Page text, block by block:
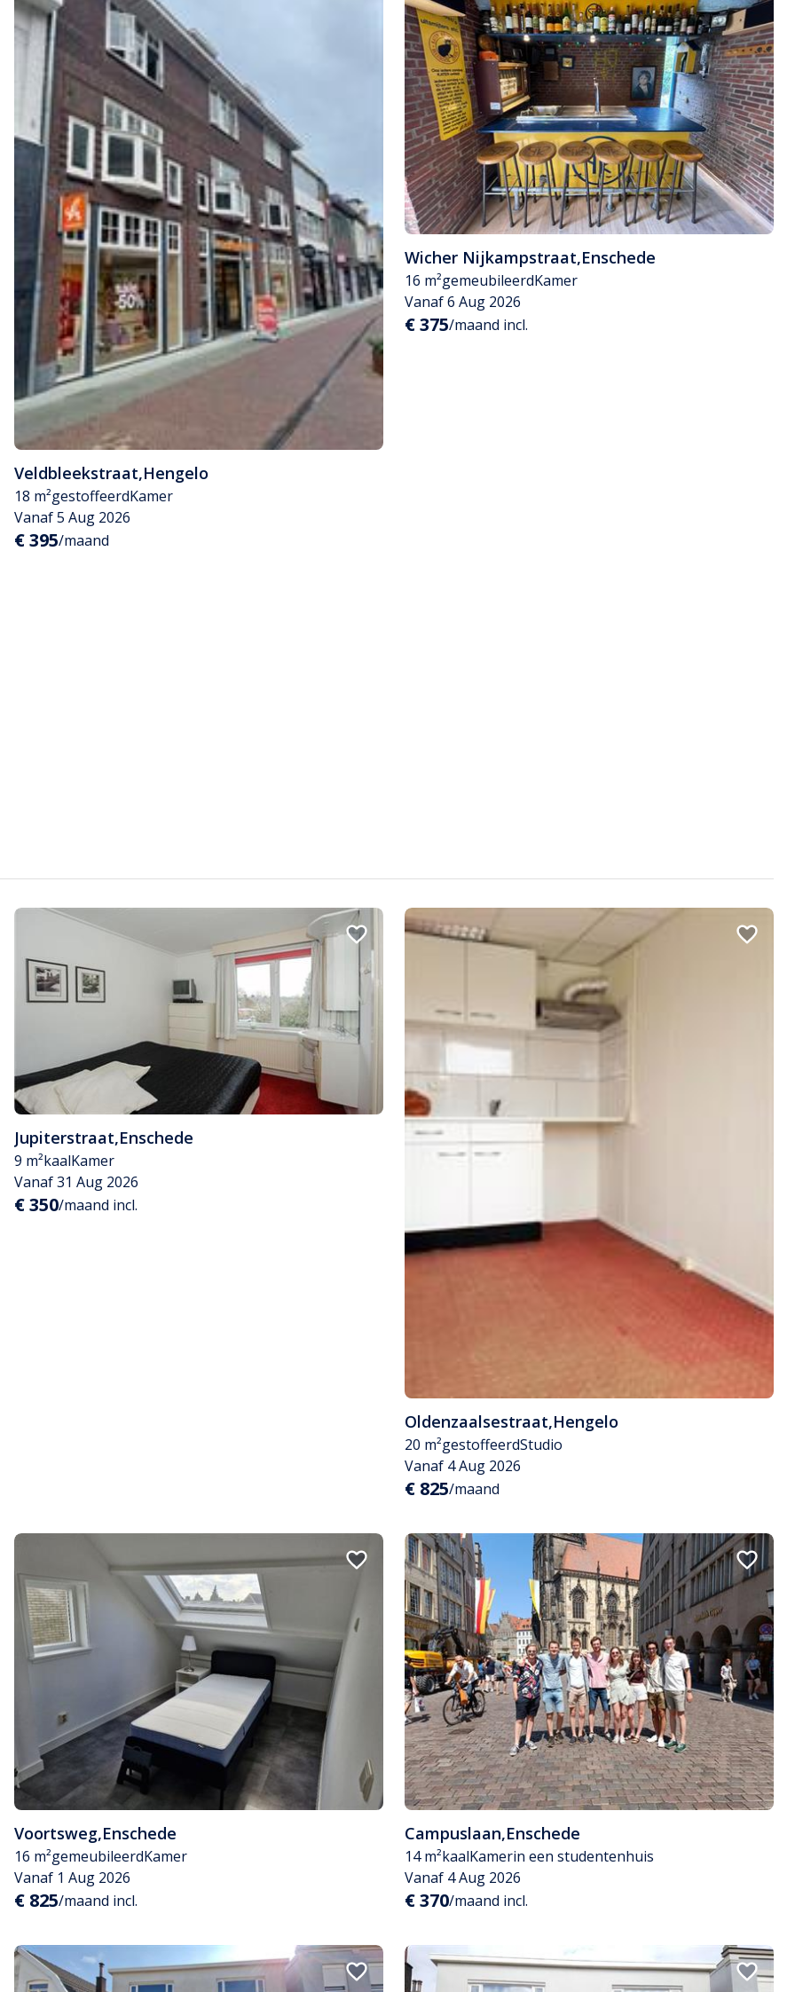
Veldbleekstraat,Hengelo
18 m²gestoffeerdKamer
Vanaf 5 Aug 2026
€ 395/maand
Wicher Nijkampstraat,Enschede
16 m²gemeubileerdKamer
Vanaf 6 Aug 2026
€ 375/maand incl.
Jupiterstraat,Enschede
9 m²kaalKamer
Vanaf 31 Aug 2026
€ 350/maand incl.
Oldenzaalsestraat,Hengelo
20 m²gestoffeerdStudio
Vanaf 4 Aug 2026
€ 825/maand
Voortsweg,Enschede
16 m²gemeubileerdKamer
Vanaf 1 Aug 2026
€ 825/maand incl.
Campuslaan,Enschede
14 m²kaalKamerin een studentenhuis
Vanaf 4 Aug 2026
€ 370/maand incl.